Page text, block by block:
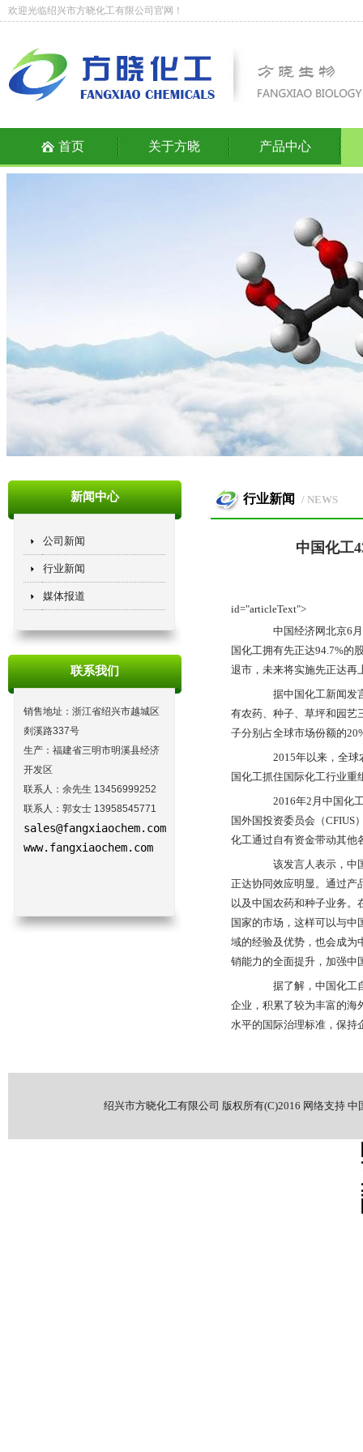
欢迎光临绍兴市方晓化工有限公司官网！
首页 关于方晓 产品中心
新闻中心
公司新闻
行业新闻
媒体报道
联系我们
销售地址：浙江省绍兴市越城区
剡溪路337号
生产：福建省三明市明溪县经济
开发区
联系人：余先生 13456999252
联系人：郭女士 13958545771
sales@fangxiaochem.com
www.fangxiaochem.com
行业新闻 / NEWS
中国化工
id="articleText">
中国经济网北京6月9
国化工拥有先正达94.7%的
退市，未来将实施先正达再
据中国化工新闻发言
有农药、种子、草坪和园艺
子分别占全球市场份额的
2015年以来，全球农
国化工抓住国际化工行业
2016年2月中国化工
国外国投资委员会（CFIUS
化工通过自有资金带动其他
该发言人表示，中国
正达协同效应明显。通过产
以及中国农药和种子业务
国家的市场，这样可以与
域的经验及优势，也会成为
销能力的全面提升，加强中
据了解，中国化工自
企业，积累了较为丰富的海
水平的国际治理标准，保持
绍兴市方晓化工有限公司 版权所有(C)2016 网络支持 中